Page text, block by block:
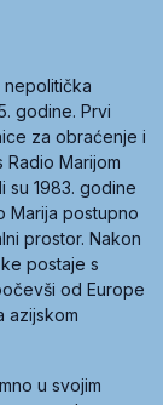
nepolitička
godine. Prvi
za obraćenje i
Radio Marijom
su 1983. godine
Marija postupno
prostor. Nakon
postaje s
od Europe
azijskom
u svojim